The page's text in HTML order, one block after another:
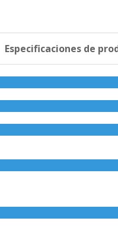
Especificaciones de